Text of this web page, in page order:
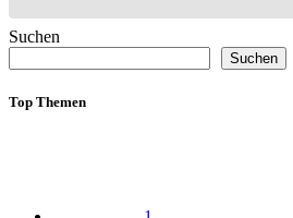
Suchen
Suchen
Top Themen